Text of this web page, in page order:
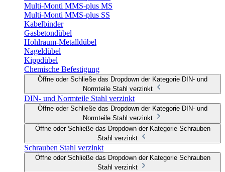
Multi-Monti MMS-plus MS
Multi-Monti MMS-plus SS
Kabelbinder
Gasbetondübel
Hohlraum-Metalldübel
Nageldübel
Kippdübel
Chemische Befestigung
Öffne oder Schließe das Dropdown der Kategorie DIN- und
Normteile Stahl verzinkt
DIN- und Normteile Stahl verzinkt
Öffne oder Schließe das Dropdown der Kategorie DIN- und
Normteile Stahl verzinkt
Öffne oder Schließe das Dropdown der Kategorie Schrauben
Stahl verzinkt
Schrauben Stahl verzinkt
Öffne oder Schließe das Dropdown der Kategorie Schrauben
Stahl verzinkt